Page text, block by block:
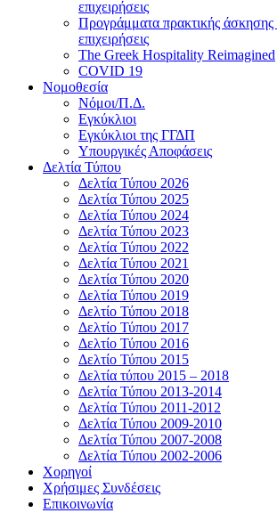
επιχειρήσεις
Προγράμματα πρακτικής άσκησης
επιχειρήσεις
The Greek Hospitality Reimagined
COVID 19
Νομοθεσία
Νόμοι/Π.Δ.
Εγκύκλιοι
Εγκύκλιοι της ΓΓΔΠ
Υπουργικές Αποφάσεις
Δελτία Τύπου
Δελτία Τύπου 2026
Δελτία Τύπου 2025
Δελτία Τύπου 2024
Δελτία Τύπου 2023
Δελτία Τύπου 2022
Δελτία Τύπου 2021
Δελτία Τύπου 2020
Δελτία Τύπου 2019
Δελτίο Τύπου 2018
Δελτίο Τύπου 2017
Δελτίο Τύπου 2016
Δελτίο Τύπου 2015
Δελτία τύπου 2015 – 2018
Δελτία Τύπου 2013-2014
Δελτία Τύπου 2011-2012
Δελτία Τύπου 2009-2010
Δελτία Τύπου 2007-2008
Δελτία Τύπου 2002-2006
Χορηγοί
Χρήσιμες Συνδέσεις
Επικοινωνία